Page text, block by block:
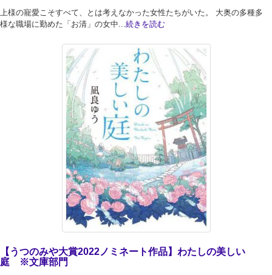
上様の寵愛こそすべて、とは考えなかった女性たちがいた。 大奥の多種多
様な職場に勤めた「お清」の女中... 続きを読む
【うつのみや大賞2022ノミネート作品】わたしの美しい
庭 ※文庫部門